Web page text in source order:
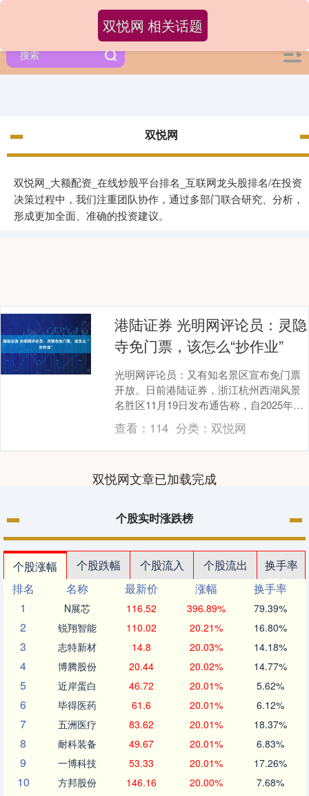
双悦网
双悦网_大额配资_在线炒股平台排名_互联网龙头股排名/在投资
决策过程中，我们注重团队协作，通过多部门联合研究、分析，
形成更加全面、准确的投资建议。
双悦网 相关话题
港陆证券 光明网评论员：灵隐
寺免门票，该怎么“抄作业”
光明网评论员：又有知名景区宣布免门票
开放。日前港陆证券，浙江杭州西湖风景
名胜区11月19日发布通告称，自2025年12
月1日起，灵隐飞来峰景区（含灵隐寺、永
福寺....
查看： 114 分类： 双悦网
双悦网文章已加载完成
个股实时涨跌榜
个股涨幅 个股跌幅 个股流入 个股流出
换手率
排名
名称 最新价 涨幅
换手率
1
N展芯 116.52 396.89% 79.39%
2 锐翔智能 110.02 20.21% 16.80%
3 志特新材 14.8 20.03% 14.18%
4 博腾股份 20.44 20.02% 14.77%
5 近岸蛋白 46.72 20.01% 5.62%
6 毕得医药 61.6 20.01% 6.12%
7 五洲医疗 83.62 20.01% 18.37%
8 耐科装备 49.67 20.01% 6.83%
9 一博科技 53.33 20.01% 17.26%
10 方邦股份 146.16 20.00% 7.68%